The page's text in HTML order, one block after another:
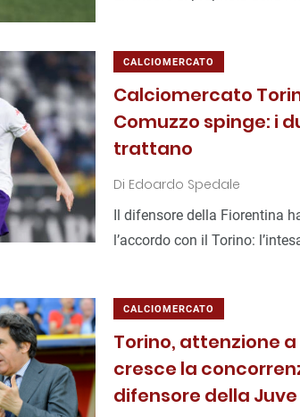
CALCIOMERCATO
Calciomercato
Comuzzo spinge: i
trattano
Di Edoardo Spedale
Il difensore della Fiorentina
l’accordo con il Torino:
CALCIOMERCATO
Torino, attenzione a
cresce la
difensore della